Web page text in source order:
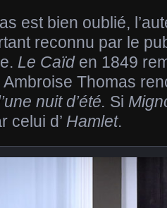
est bien oublié,
reconnu par le
Le Caïden 1849
Thomas
nuit d’été. Si
celui d’ Hamlet.